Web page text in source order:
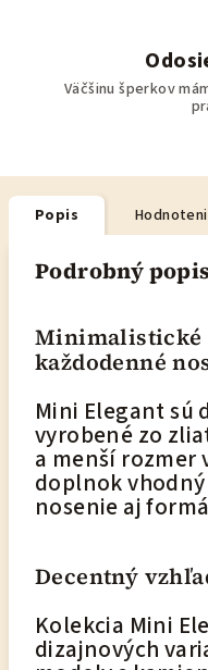
Väčšinu šperkov
Popis
Podrobný popis
Minimalistické
každodenné
Mini Elegant sú
vyrobené zo
a menší rozmer
doplnok
nosenie aj
Decentný
Kolekcia Mini
dizajnových